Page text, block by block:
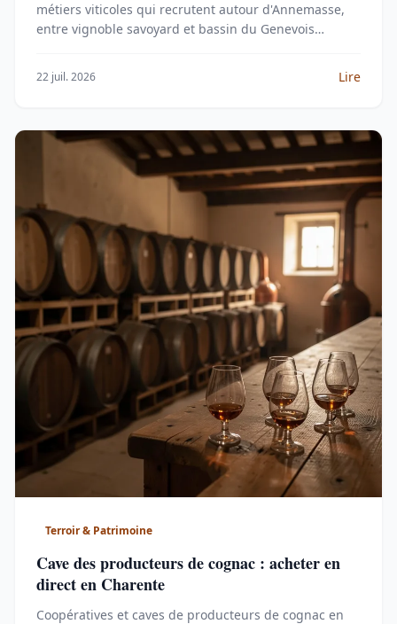
métiers viticoles qui recrutent autour d'Annemasse,
entre vignoble savoyard et bassin du Genevois
22 juil. 2026 Lire
Terroir & Patrimoine
Cave des producteurs de cognac : acheter en
direct en Charente
Coopératives et caves de producteurs de cognac en